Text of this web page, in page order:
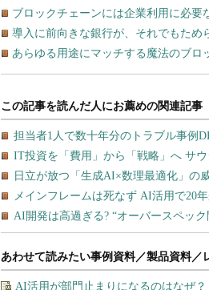
ブロックチェーンには企業利用に必要
導入に前向きな銀行が、それでもため
あらゆる用途にマッチする魔法のブロ
あわせて読みたい事例資料／製品資料／
AI活用が部門止まりになるのはなぜ